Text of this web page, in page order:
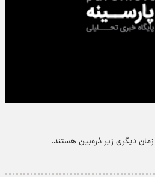
زمان دیگری زیر ذره‌بین هستند.